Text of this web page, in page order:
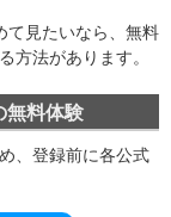
て見たいなら、無料
方法があります。
無料体験
、登録前に各公式